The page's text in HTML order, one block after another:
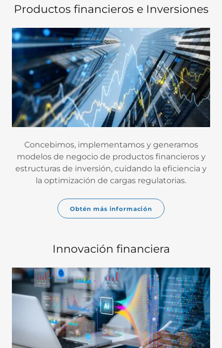
Productos financieros e Inversiones
Concebimos, implementamos y generamos
modelos de negocio de productos financieros y
estructuras de inversión, cuidando la eficiencia y
la optimización de cargas regulatorias.
Obtén más información
Innovación financiera